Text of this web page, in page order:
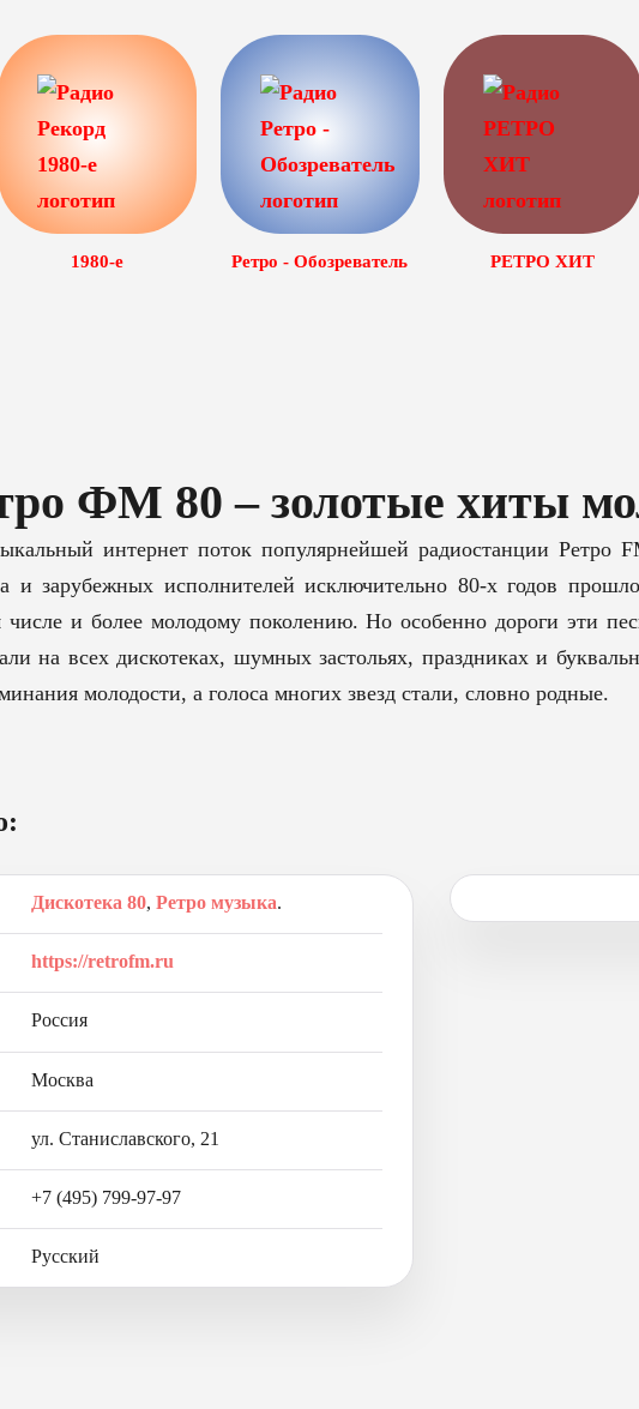
1980-е Ретро - Обозреватель РЕТРО ХИТ
ФМ 80 – золотые хиты
интернет поток популярнейшей радиостанции Ретро
и зарубежных исполнителей исключительно 80-х годов
и более молодому поколению. Но особенно дороги эти
на всех дискотеках, шумных застольях, праздниках и
молодости, а голоса многих звезд стали, словно родные.
Дискотека 80, Ретро музыка.
https://retrofm.ru
Россия
Москва
ул. Станиславского, 21
+7 (495) 799-97-97
Русский